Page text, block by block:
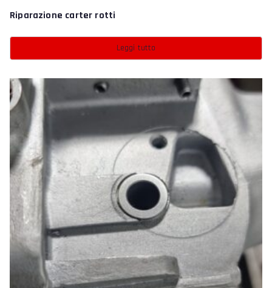
Riparazione carter rotti
Leggi tutto